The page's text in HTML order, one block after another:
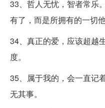
33、哲人无忧，智者常乐
有了，而是所拥有的一切他
34、真正的爱，应该超越
度。
35、属于我的，会一直记
无其事。